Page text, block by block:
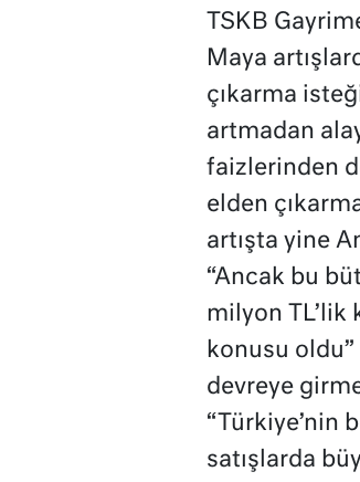
TSKB
Maya
çıkarma
artmadan
faizlerinden
elden
artışta yine
“Ancak bu
milyon TL’lik
konusu
devreye
“Türkiye’nin
satışlarda